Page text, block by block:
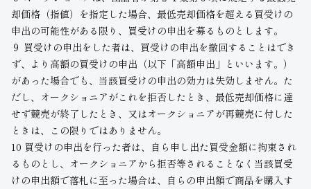
却価格（指値）を指定した場合、最低売却価格を超える買受けの
申出の可能性がある限り、買受けの申出を募るものとします。
９ 買受けの申出をした者は、買受けの申出を撤回することはでき
ず、より高額の買受けの申出（以下「高額申出」といいます。）
があった場合でも、当該買受けの申出の効力は失効しません。た
だし、オークショニアがこれを拒否したとき、最低売却価格に達
せず競売が終了したとき、又はオークショニアが再競売に付した
ときは、この限りではありません。
10 買受けの申出を行った者は、自ら申し出た買受金額に拘束され
るものとし、オークショニアから拒否等されることなく当該買受
けの申出額で落札に至った場合は、自らの申出額で商品を購入す